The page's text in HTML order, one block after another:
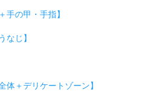
手の甲・手指】
なじ】
体＋デリケートゾーン】